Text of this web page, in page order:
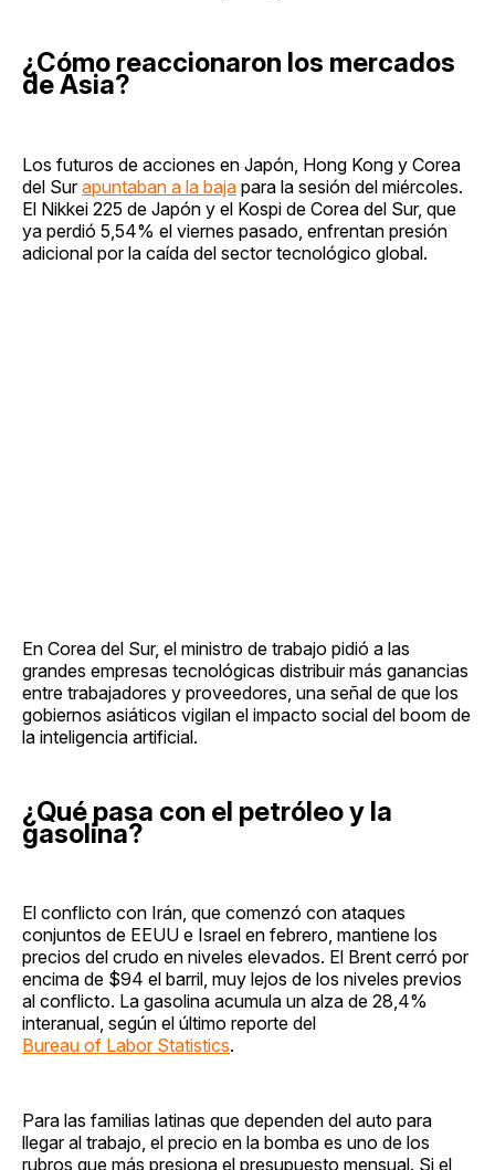
¿Cómo reaccionaron los mercados
de Asia?
Los futuros de acciones en Japón, Hong Kong y Corea
del Surapuntaban a la baja para la sesión del miércoles.
El Nikkei 225 de Japón y el Kospi de Corea del Sur, que
ya perdió 5,54% el viernes pasado, enfrentan presión
adicional por la caída del sector tecnológico global.
En Corea del Sur, el ministro de trabajo pidió a las
grandes empresas tecnológicas distribuir más ganancias
entre trabajadores y proveedores, una señal de que los
gobiernos asiáticos vigilan el impacto social del boom de
la inteligencia artificial.
¿Qué pasa con el petróleo y la
gasolina?
El conflicto con Irán, que comenzó con ataques
conjuntos de EEUU e Israel en febrero, mantiene los
precios del crudo en niveles elevados. El Brent cerró por
encima de $94 el barril, muy lejos de los niveles previos
al conflicto. La gasolina acumula un alza de 28,4%
interanual, según el último reporte del
Bureau of Labor Statistics.
Para las familias latinas que dependen del auto para
llegar al trabajo, el precio en la bomba es uno de los
rubros que más presiona el presupuesto mensual. Si el